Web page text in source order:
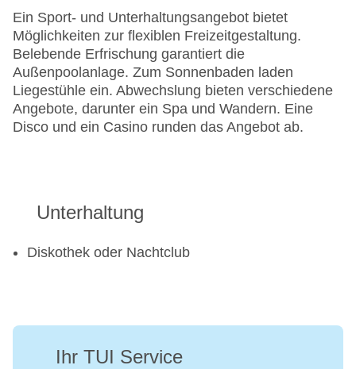
Ein Sport- und Unterhaltungsangebot bietet
Möglichkeiten zur flexiblen Freizeitgestaltung.
Belebende Erfrischung garantiert die
Außenpoolanlage. Zum Sonnenbaden laden
Liegestühle ein. Abwechslung bieten verschiedene
Angebote, darunter ein Spa und Wandern. Eine
Disco und ein Casino runden das Angebot ab.
Unterhaltung
Diskothek oder Nachtclub
Ihr TUI Service